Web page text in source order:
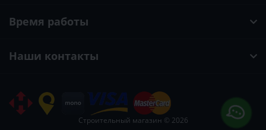
Время работы
Наши контакты
Строительный магазин © 2026